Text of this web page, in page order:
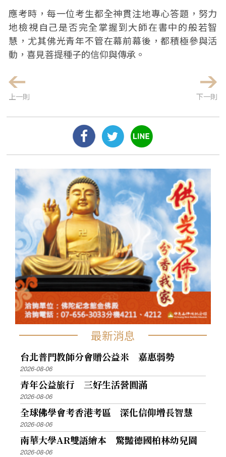
應考時，每一位考生都全神貫注地專心答題，努力
地檢視自己是否完全掌握到大師在書中的般若智
慧，尤其佛光青年不管在幕前幕後，都積極參與活
動，喜見菩提種子的信仰與傳承。
上一則 下一則
最新消息
台北普門教師分會贈公益米 嘉惠弱勢
2026-08-06
青年公益旅行 三好生活營圓滿
2026-08-06
全球佛學會考香港考區 深化信仰增長智慧
2026-08-06
南華大學AR雙語繪本 驚豔德國柏林幼兒園
2026-08-06